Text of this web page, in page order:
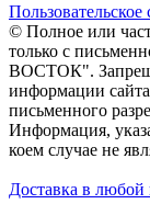
Пользовательское
© Полное или
только с
ВОСТОК".
информации
письменного
Информация,
коем случае не
Доставка в